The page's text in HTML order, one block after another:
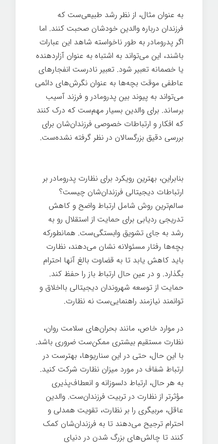
به عنوان مثال، از نظر رشد طبیعی‌ست که
فرزندان درباره والدین خودشان صحبت کنند. اما
اگر پدرومادر به طور ناخواسته شاهد این عبارات
باشند، این می‌تواند به اشتباه به عنوان آزاردهنده
یا خصمانه تعبیر شود. تعبیر نادرست انفجارهای
عاطفی موقت بچه‌ها به عنوان نگرش‌های دائمی
می‌تواند به پیوند بین پدرومادر و فرزند آسیب
برساند. برای والدین بسیار مهم‌ست که درک کنند
که افکار و ارتباطات خصوصی فرزندان‌شان برای
بررسی دقیق بزرگسالان در نظر گرفته نشده‌ست.
بنابراین، بهترین رویکرد برای نظارت پدرومادر بر
ارتباطات دیجیتالی فرزندان‌شان چیست؟
سالم‌ترین روش شامل ارتباط واضح و کاهش
تدریجی ردیابی برای حمایت از استقلال رو به
رشد به جای تشویق وابستگی‌ست. همانطورکه
بچه‌ها رفتار مسئولانه نشان می‌دهند، نظارت
باید کاهش یابد تا به قضاوت بالغ آنها احترام
بگذارد. و در عین حال ارتباط باز را حفظ کند.
حمایت از توسعه شهروندان دیجیتالی بااخلاق و
توانمند نیازمند راهنمایی‌ست نه نظارت.
در موارد خاص، مانند بحران‌های سلامت روان،
نظارت مستقیم بیشتری ممکن‌ست ضروری باشد.
با این حال، حتی در این سناریوها، بهترست در
ارتباط شفاف در مورد میزان نظارت شرکت کنید.
به هر حال، ارتباط دلسوزانه و انعطاف‌پذیری
مؤثرتر از نظارت در تربیت فرزندان‌ست. والدین
عاقل، مربیگری را بر نظارت، تقویت همدلی و
احترام ترجیح می‌دهند تا به فرزندان‌شان کمک
کنند تا چالش‌های بزرگ شدن در دنیای